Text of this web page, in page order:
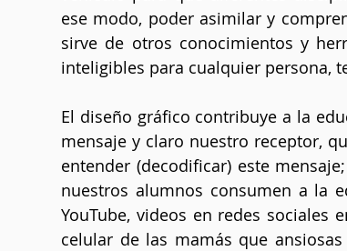
ese modo, poder asimilar y
sirve de otros conocimientos y
inteligibles para cualquier persona,
El diseño gráfico contribuye a la
mensaje y claro nuestro receptor,
entender (decodificar) este
nuestros alumnos consumen a la
YouTube, videos en redes sociales
celular de las mamás que